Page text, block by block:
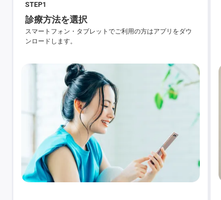
STEP1
診療方法を選択
スマートフォン・タブレットでご利用の方はアプリをダウ
ンロードします。